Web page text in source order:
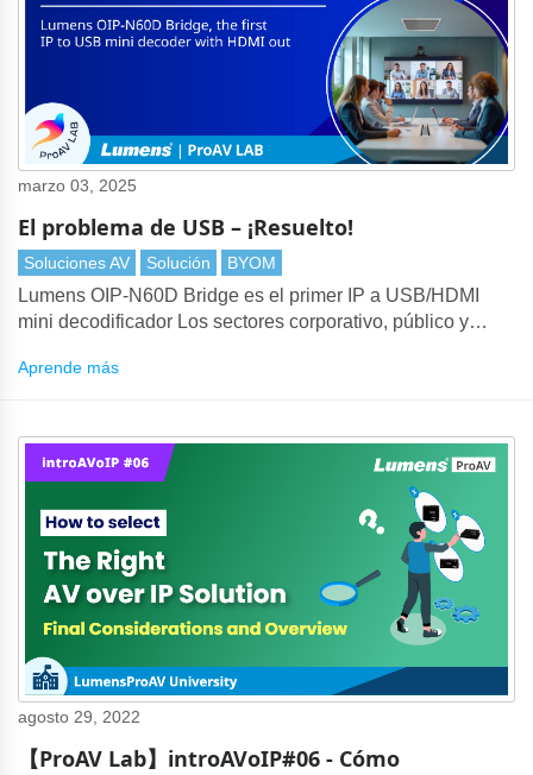
marzo 03, 2025
El problema de USB – ¡Resuelto!
Soluciones AV Solución BYOM
Lumens OIP-N60D Bridge es el primer IP a USB/HDMI
mini decodificador Los sectores corporativo, público y
herramientas de colaboración para sus comunicaciones.
Aprende más
agosto 29, 2022
【ProAV Lab】introAVoIP#06 - Cómo